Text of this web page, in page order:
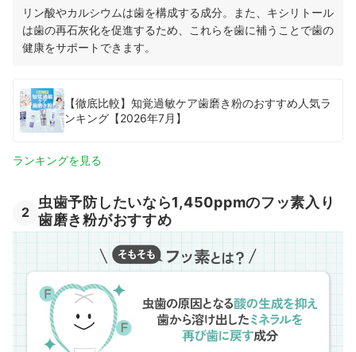
リン酸やカルシウムは歯を構成する成分。また、キシリトール
は歯の再石灰化を促進するため、これらを歯に補うことで歯の
健康をサポートできます。
【徹底比較】知覚過敏ケア歯磨き粉のおすすめ人気ラ
ンキング【2026年7月】
ランキングを見る
2
虫歯予防したいなら1,450ppmのフッ素入り
歯磨き粉がおすすめ